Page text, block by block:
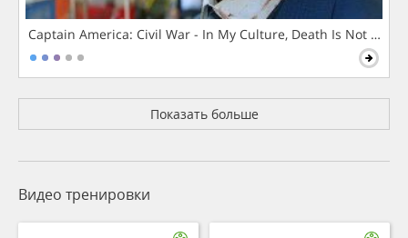
Captain America: Civil War - In My Culture, Death Is Not The
Показать больше
Видео тренировки